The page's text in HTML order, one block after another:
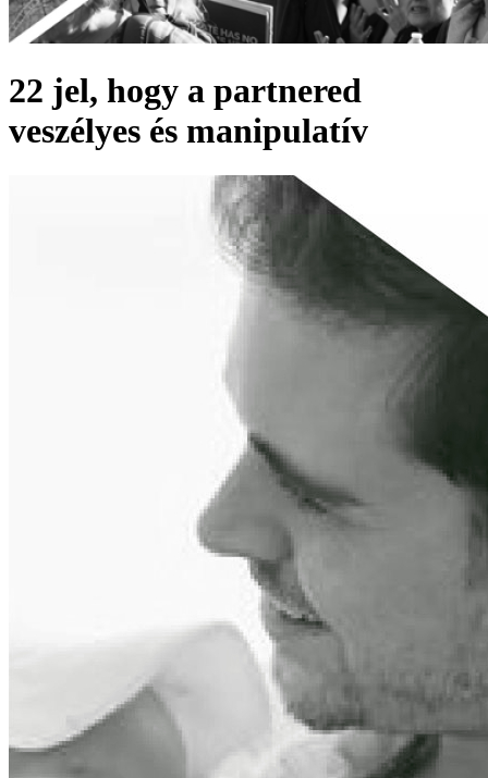
22 jel, hogy a partnered
veszélyes és manipulatív